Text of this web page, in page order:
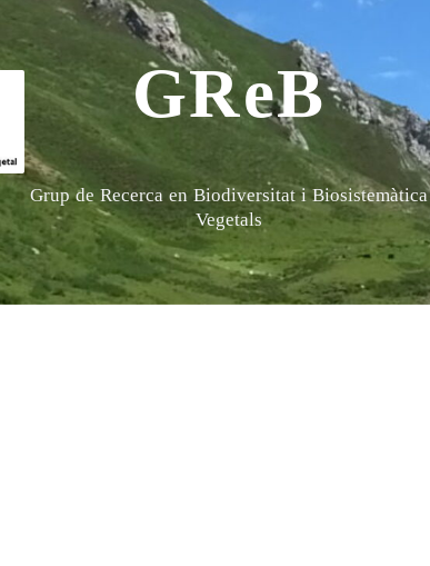
GReB
Grup de Recerca en Biodiversitat i Biosistemàtica
Vegetals